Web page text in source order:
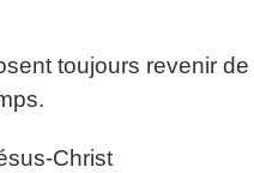
toujours revenir de
Christ